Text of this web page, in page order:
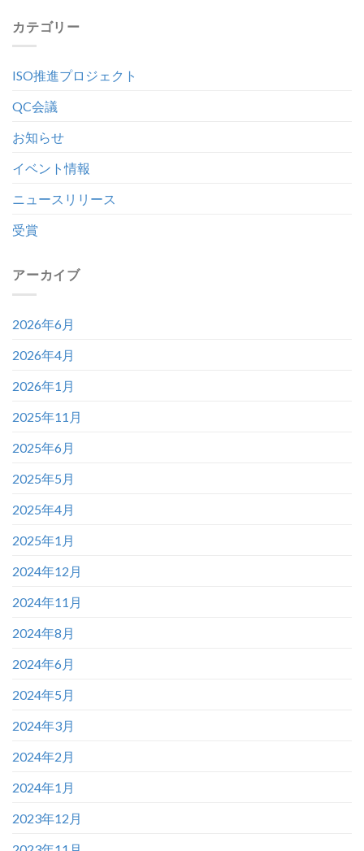
カテゴリー
ISO推進プロジェクト
QC会議
お知らせ
イベント情報
ニュースリリース
受賞
アーカイブ
2026年6月
2026年4月
2026年1月
2025年11月
2025年6月
2025年5月
2025年4月
2025年1月
2024年12月
2024年11月
2024年8月
2024年6月
2024年5月
2024年3月
2024年2月
2024年1月
2023年12月